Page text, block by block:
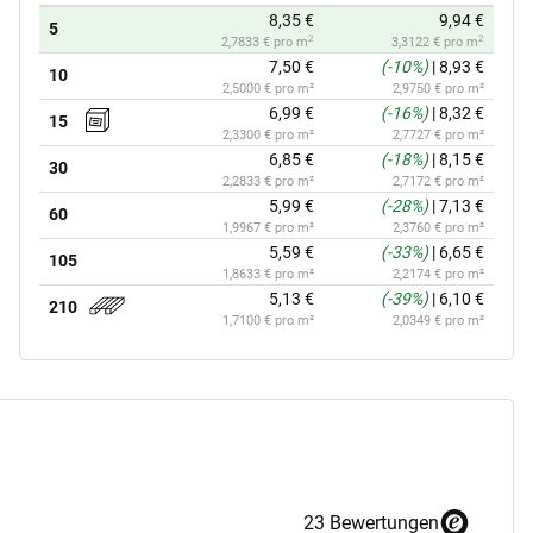
5 8,35 €
2,7833 € pro m2
9,94 €
3,3122 € pro m2
10 7,50 €
2,5000 € pro m²
(-10%)|8,93 €
2,9750 € pro m²
15 6,99 €
2,3300 € pro m²
(-16%)|8,32 €
2,7727 € pro m²
30 6,85 €
2,2833 € pro m²
(-18%)|8,15 €
2,7172 € pro m²
60 5,99 €
1,9967 € pro m²
(-28%)|7,13 €
2,3760 € pro m²
105 5,59 €
1,8633 € pro m²
(-33%)| 6,65 €
2,2174 € pro m²
210 5,13 €
1,7100 € pro m²
(-39%)| 6,10 €
2,0349 € pro m²
23 Bewertungen